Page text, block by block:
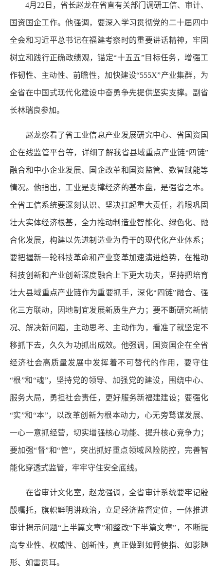
4月22日，省长赵龙在省直有关部门调研工信、审计、
国资国企工作。他强调，要深入学习贯彻党的二十届四中
全会和习近平总书记在福建考察时的重要讲话精神，牢固
树立和践行正确政绩观，锚定“十五五”目标任务，增强工
作韧性、主动性、前瞻性，加快建设“555X”产业集群，为
全省在中国式现代化建设中奋勇争先提供坚实支撑。副省
长林瑞良参加。
赵龙察看了省工业信息产业发展研究中心、省国资国
企在线监管平台等，详细了解我省县域重点产业链“四链”
融合和中小企业发展、国企改革和国资监管、数智赋能等
情况。他指出，工业是支撑经济的基本盘，是强省之本。
全省工信系统要深刻认识、坚决扛起重大责任，着眼巩固
壮大实体经济根基，全力推动制造业智能化、绿色化、融
合化发展，构建以先进制造业为骨干的现代化产业体系；
要把握新一轮科技革命和产业变革加速演进趋势，在推动
科技创新和产业创新深度融合上下更大功夫，坚持把培育
壮大县域重点产业链作为重要抓手，深化“四链”融合、强
化三方联动，因地制宜发展新质生产力；要不断研究新情
况、解决新问题，主动思考、主动作为，看准了就坚定不
移抓下去，久久为功抓出成效。他强调，国资国企在全省
经济社会高质量发展中发挥着不可替代的作用，要守住
“根”和“魂”，坚持党的领导、加强党的建设，围绕中心、
服务大局，勇担社会责任，更好服务新福建建设；要强化
“实”和“本”，以改革创新为根本动力，心无旁骛谋发展、
一心一意抓经营，切实增强核心功能、提升核心竞争力；
要加强“督”和“管”，突出抓好重点领域风险防控，完善智
能化穿透式监管，牢牢守住安全底线。
在省审计文化室，赵龙强调，全省审计系统要牢记殷
殷嘱托，旗帜鲜明讲政治，立足经济监督定位，一体推进
审计揭示问题“上半篇文章”和整改“下半篇文章”，不断提
高专业性、权威性、创新性，真正做到如臂使指、如影随
形、如雷贯耳。